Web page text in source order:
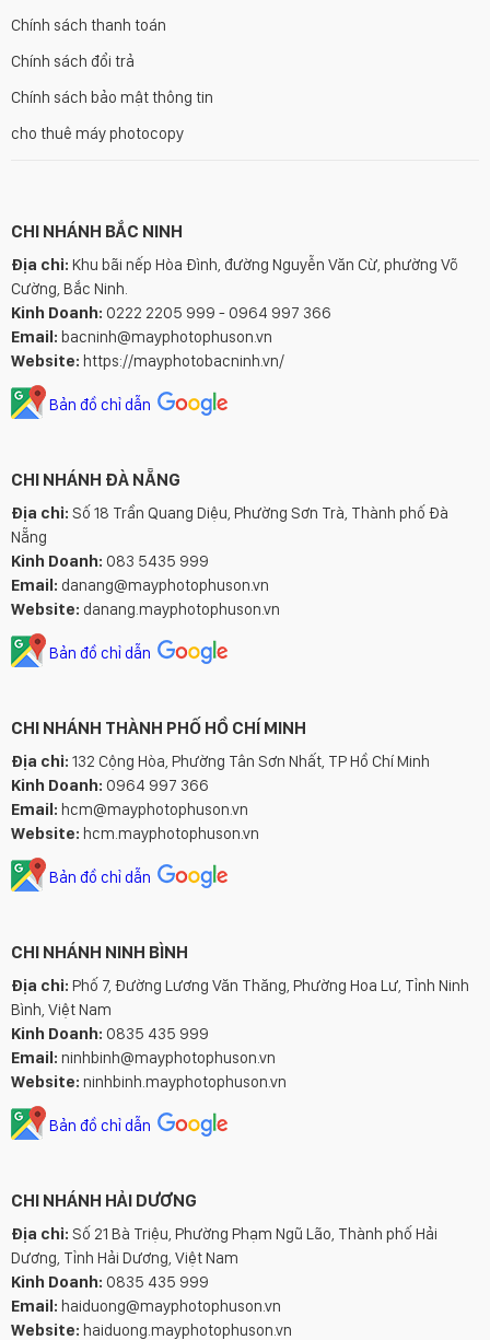
Chính sách thanh toán
Chính sách đổi trả
Chính sách bảo mật thông tin
cho thuê máy photocopy
CHI NHÁNH BẮC NINH
Địa chỉ: Khu bãi nếp Hòa Đình, đường Nguyễn Văn Cừ, phường Võ
Cường, Bắc Ninh.
Kinh Doanh: 0222 2205 999 - 0964 997 366
Email: bacninh@mayphotophuson.vn
Website: https://mayphotobacninh.vn/
Bản đồ chỉ dẫn
CHI NHÁNH ĐÀ NẴNG
Địa chỉ: Số 18 Trần Quang Diệu, Phường Sơn Trà, Thành phố Đà
Nẵng
Kinh Doanh: 083 5435 999
Email: danang@mayphotophuson.vn
Website: danang.mayphotophuson.vn
Bản đồ chỉ dẫn
CHI NHÁNH THÀNH PHỐ HỒ CHÍ MINH
Địa chỉ: 132 Cộng Hòa, Phường Tân Sơn Nhất, TP Hồ Chí Minh
Kinh Doanh: 0964 997 366
Email: hcm@mayphotophuson.vn
Website: hcm.mayphotophuson.vn
Bản đồ chỉ dẫn
CHI NHÁNH NINH BÌNH
Địa chỉ: Phố 7, Đường Lương Văn Thăng, Phường Hoa Lư, Tỉnh Ninh
Bình, Việt Nam
Kinh Doanh: 0835 435 999
Email: ninhbinh@mayphotophuson.vn
Website: ninhbinh.mayphotophuson.vn
Bản đồ chỉ dẫn
CHI NHÁNH HẢI DƯƠNG
Địa chỉ: Số 21 Bà Triệu, Phường Phạm Ngũ Lão, Thành phố Hải
Dương, Tỉnh Hải Dương, Việt Nam
Kinh Doanh: 0835 435 999
Email: haiduong@mayphotophuson.vn
Website: haiduong.mayphotophuson.vn